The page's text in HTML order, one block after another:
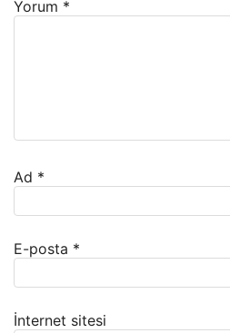
Yorum *
Ad *
E-posta *
İnternet sitesi